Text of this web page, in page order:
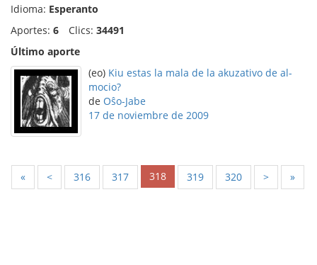
Idioma: Esperanto
Aportes: 6 Clics: 34491
Último aporte
(eo) Kiu estas la mala de la akuzativo de al-
mocio?
de Oŝo-Jabe
17 de noviembre de 2009
« < 316 317 318 319 320 > »